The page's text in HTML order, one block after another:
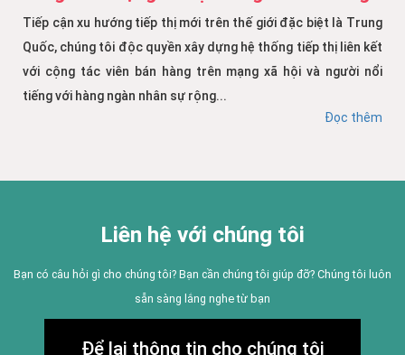
Tiếp cận xu hướng tiếp thị mới trên thế giới đặc biệt là Trung
Quốc, chúng tôi độc quyền xây dựng hệ thống tiếp thị liên kết
với cộng tác viên bán hàng trên mạng xã hội và người nổi
tiếng với hàng ngàn nhân sự rộng...
Đọc thêm
Liên hệ với chúng tôi
Bạn có câu hỏi gì cho chúng tôi? Bạn cần chúng tôi giúp đỡ? Chúng tôi luôn
sẵn sàng lắng nghe từ bạn
Để lại thông tin cho chúng tôi